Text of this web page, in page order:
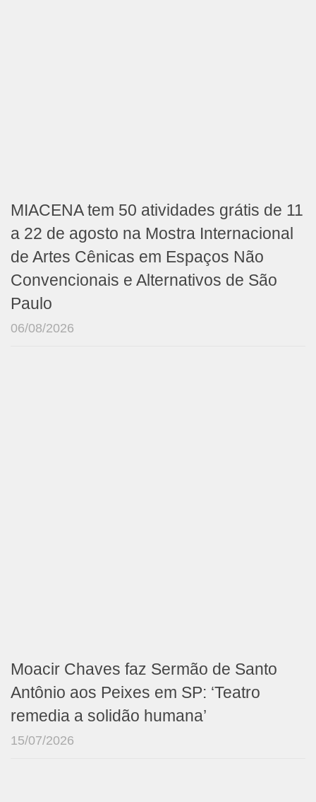
MIACENA tem 50 atividades grátis de 11
a 22 de agosto na Mostra Internacional
de Artes Cênicas em Espaços Não
Convencionais e Alternativos de São
Paulo
06/08/2026
Moacir Chaves faz Sermão de Santo
Antônio aos Peixes em SP: ‘Teatro
remedia a solidão humana’
15/07/2026